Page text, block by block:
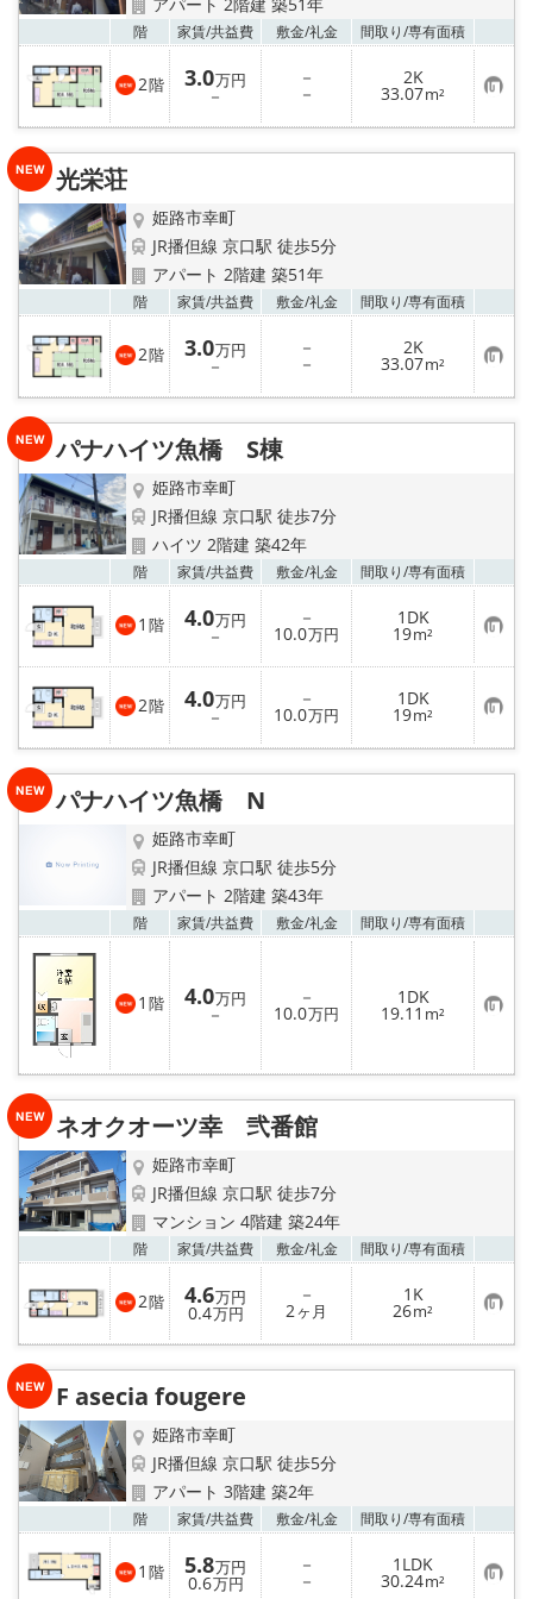
階 家賃/共益費 敷金/礼金 間取り/専有面積
2階 3.0万円
－
－
－
2K
33.07m² お
気
に
り
光栄荘
姫路市幸町
JR播但線 京口駅 徒歩5分
アパート 2階建 築51年
階 家賃/共益費 敷金/礼金 間取り/専有面積
2階 3.0万円
－
－
－
2K
33.07m² お
気
に
り
パナハイツ魚橋 S棟
姫路市幸町
JR播但線 京口駅 徒歩7分
ハイツ 2階建 築42年
階 家賃/共益費 敷金/礼金 間取り/専有面積
1 階 4.0万円
－
－
10.0万円
1DK
19m² お
気
に
入
り
登
録
2階 4.0万円
－
－
10.0万円
1DK
19m² お
気
に
り
パナハイツ魚橋 N
姫路市幸町
JR播但線 京口駅 徒歩5分
アパート 2階建 築43年
階 家賃/共益費 敷金/礼金 間取り/専有面積
1 階 4.0万円
－
－
10.0万円
1DK
19.11 m² お
気
に
入
り
登
ネオクオーツ幸 弐番館
姫路市幸町
JR播但線 京口駅 徒歩7分
マンション 4階建 築24年
階 家賃/共益費 敷金/礼金 間取り/専有面積
2階 4.6万円
0.4万円
－
2ヶ月
1K
26m² お
気
に
り
F asecia fougere
姫路市幸町
JR播但線 京口駅 徒歩5分
アパート 3階建 築2年
階 家賃/共益費 敷金/礼金 間取り/専有面積
1 階 5.8万円
0.6万円
－
－
1LDK
30.24m² お